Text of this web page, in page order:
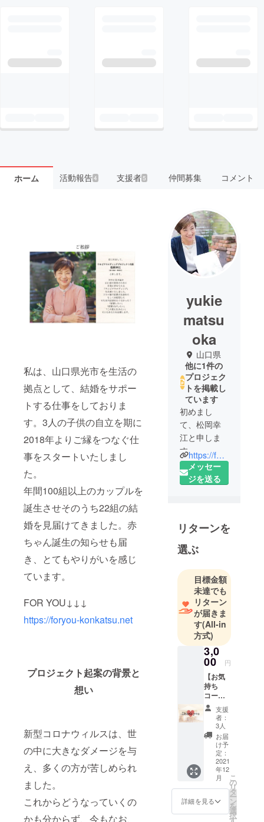
ホーム 活動報告4 支援者5 仲間募集 コメント
私は、山口県光市を生活の
拠点として、結婚をサポー
トする仕事をしておりま
す。3人の子供の自立を期に
2018年よりご縁をつなぐ仕
事をスタートいたしまし
た。
年間100組以上のカップルを
誕生させそのうち22組の結
婚を見届けてきました。赤
ちゃん誕生の知らせも届
き、とてもやりがいを感じ
ています。
FOR YOU↓↓↓
https://foryou-konkatsu.net
プロジェクト起案の背景と
想い
新型コロナウィルスは、世
の中に大きなダメージを与
え、多くの方が苦しめられ
ました。
これからどうなっていくの
かも分からず、今もなお、
yukie
matsu
oka
山口県
他に1件の
プロジェク
トを掲載し
ています
初めまし
て、松岡幸
江と申しま
す。
私は、山口
県で婚活サ
人生の目標
は「孫100人
プロジェク
ト」で、世
代を超えて
子供、孫を
見せていき
たい！
人の笑顔の
ために、残
りの人生全
力で頑張り
ます！
クラウド
ファンディ
ング初挑戦
ですが、よ
ろしくお願
いいたしま
す！
https://foryou-konkatsu.net
メッセー
ジを送る
リターンを
選ぶ
目標金額
未達でも
リターン
が届きま
す(All-in
方式)
3,0
00 円
【お気
持ち
コー
ス】 お
礼の
メール
を送ら
せてい
ただき
ます。
支援
者：
3人
お届
け予
定：
2021
年12
月
詳細を見る
こ
の
リ
タ
ー
ン
を
選
択